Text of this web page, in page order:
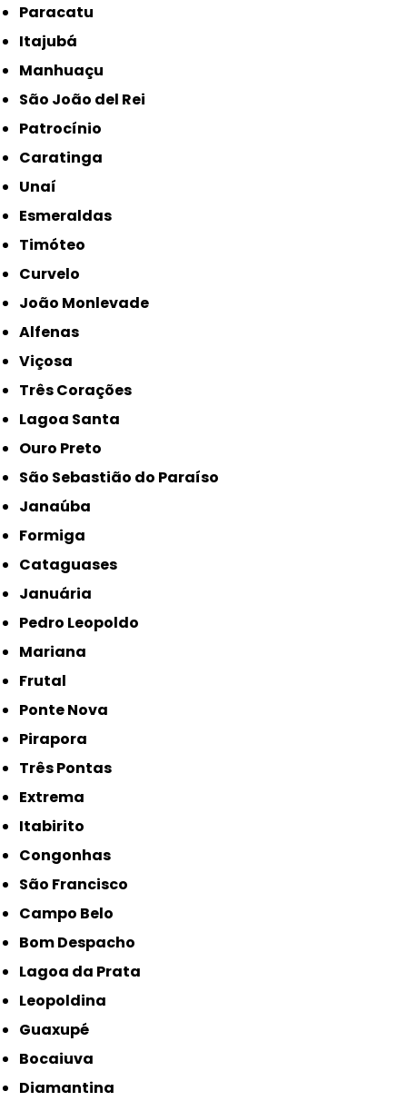
Paracatu
Itajubá
Manhuaçu
São João del Rei
Patrocínio
Caratinga
Unaí
Esmeraldas
Timóteo
Curvelo
João Monlevade
Alfenas
Viçosa
Três Corações
Lagoa Santa
Ouro Preto
São Sebastião do Paraíso
Janaúba
Formiga
Cataguases
Januária
Pedro Leopoldo
Mariana
Frutal
Ponte Nova
Pirapora
Três Pontas
Extrema
Itabirito
Congonhas
São Francisco
Campo Belo
Bom Despacho
Lagoa da Prata
Leopoldina
Guaxupé
Bocaiuva
Diamantina